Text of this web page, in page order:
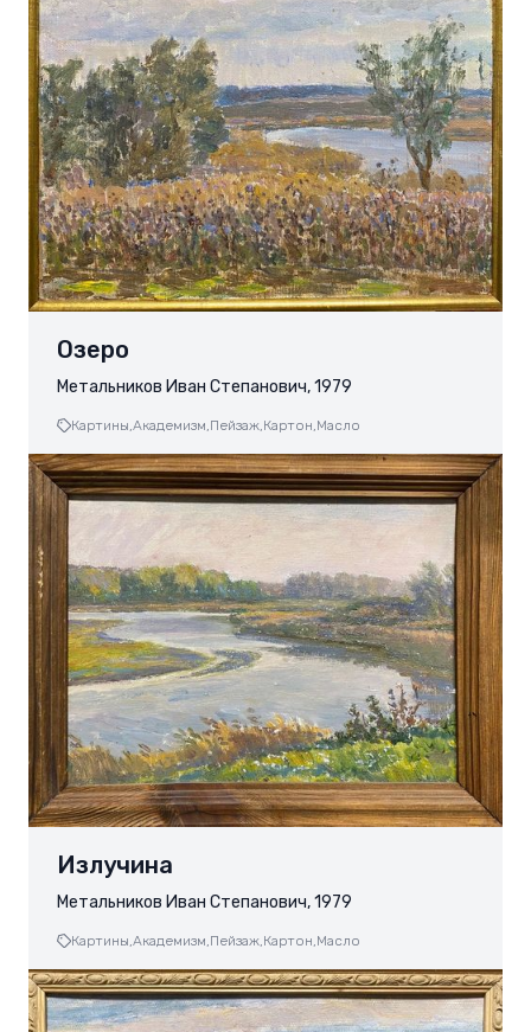
Озеро
Метальников Иван Степанович, 1979
Картины,Академизм,Пейзаж,Картон,Масло
Излучина
Метальников Иван Степанович, 1979
Картины,Академизм,Пейзаж,Картон,Масло